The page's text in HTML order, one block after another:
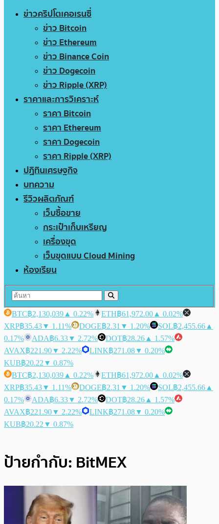
ข่าวคริปโตเคอเรนซี่
ข่าว Bitcoin
ข่าว Ethereum
ข่าว Binance Coin
ข่าว Dogecoin
ข่าว Ripple (XRP)
ราคาและการวิเคราะห์
ราคา Bitcoin
ราคา Ethereum
ราคา Dogecoin
ราคา Ripple (XRP)
ปฏิทินเศรษฐกิจ
บทความ
รีวิวผลิตภัณฑ์
เว็บซื้อขาย
กระเป๋าเก็บเหรียญ
เครื่องขุด
เว็บขุดแบบ Cloud Mining
ห้องเรียน
BTC฿2,130,039 ▲ 0.22% ETH฿61,972.00 ▲ 0.02%
XRP฿35.43▼ 1.11% DOGE฿2.31 ▼ 1.20% SOL฿2,455.66 ▲
0.17%
ADA฿6.33▼ 2.72% DOT฿28.26 ▲ 1.57%
AVAX฿221.90▼ 2.22% LINK฿271.08▼ 0.20%
KUB฿20.22 ▼ 0.87%
BTC฿2,130,039 ▲ 0.22% ETH฿61,972.00 ▲ 0.02%
XRP฿35.43▼ 1.11% DOGE฿2.31 ▼ 1.20% SOL฿2,455.66 ▲
0.17%
ADA฿6.33▼ 2.72% DOT฿28.26 ▲ 1.57%
AVAX฿221.90▼ 2.22% LINK฿271.08▼ 0.20%
KUB฿20.22 ▼ 0.87%
ป้ายกำกับ: BitMEX